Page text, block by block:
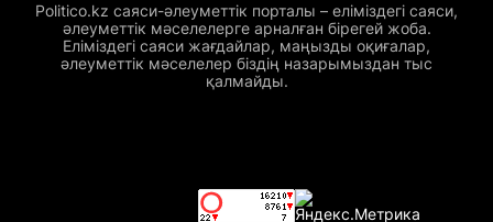
Politico.kz саяси-әлеуметтік порталы – еліміздегі саяси,
әлеуметтік мәселелерге арналған бірегей жоба.
Еліміздегі саяси жағдайлар, маңызды оқиғалар,
әлеуметтік мәселелер біздің назарымыздан тыс
қалмайды.